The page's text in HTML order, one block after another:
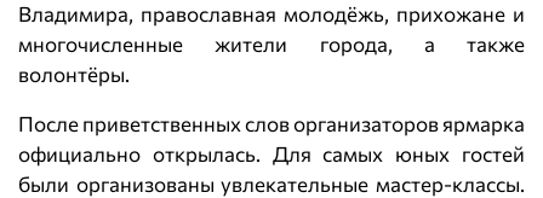
Владимира, православная молодёжь, прихожане и
многочисленные жители города, а также
волонтёры.
После приветственных слов организаторов ярмарка
официально открылась. Для самых юных гостей
были организованы увлекательные мастер-классы.